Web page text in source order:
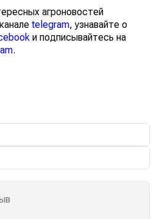
агроновостей
telegram, узнавайте о
и подписывайтесь на
.